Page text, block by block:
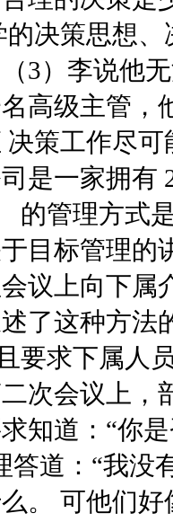
决策思想
3）李说他
高级主管，
决策工作尽
是一家拥有
的管理方式
目标管理的
议上向下属
了这种方法
要求下属人
次会议上，
知道：“你
答道：“我没
。 可他们